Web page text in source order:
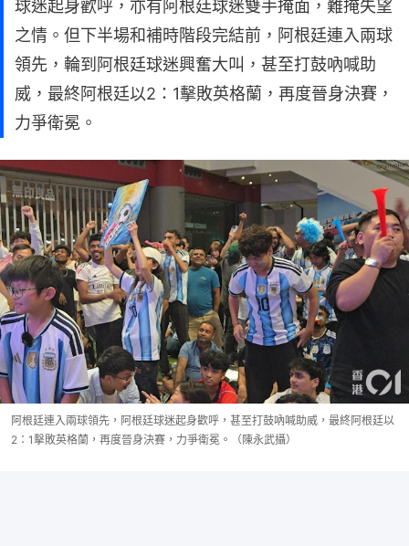
球迷起身歡呼，亦有阿根廷球迷雙手掩面，難掩失望
之情。但下半場和補時階段完結前，阿根廷連入兩球
領先，輪到阿根廷球迷興奮大叫，甚至打鼓吶喊助
威，最終阿根廷以2：1擊敗英格蘭，再度晉身決賽，
力爭衛冕。
阿根廷連入兩球領先，阿根廷球迷起身歡呼，甚至打鼓吶喊助威，最終阿根廷以
2：1擊敗英格蘭，再度晉身決賽，力爭衛冕。（陳永武攝）